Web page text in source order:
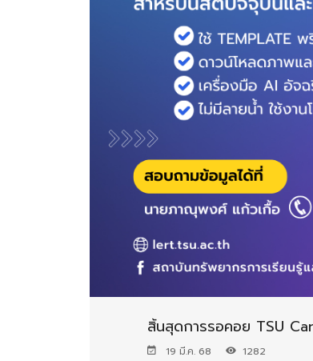
สิ้นสุดการรอคอย TSU
19 มี.ค. 68 1282